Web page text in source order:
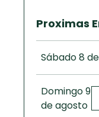
Proximas
Sábado 8
Domingo 9
de agosto